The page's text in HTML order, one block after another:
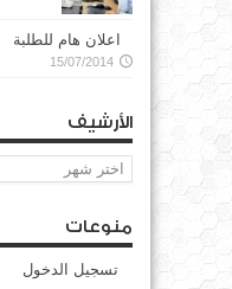
اعلان هام للطلبة
15/07/2014
الأرشيف
الأرشيف
منوعات
تسجيل الدخول